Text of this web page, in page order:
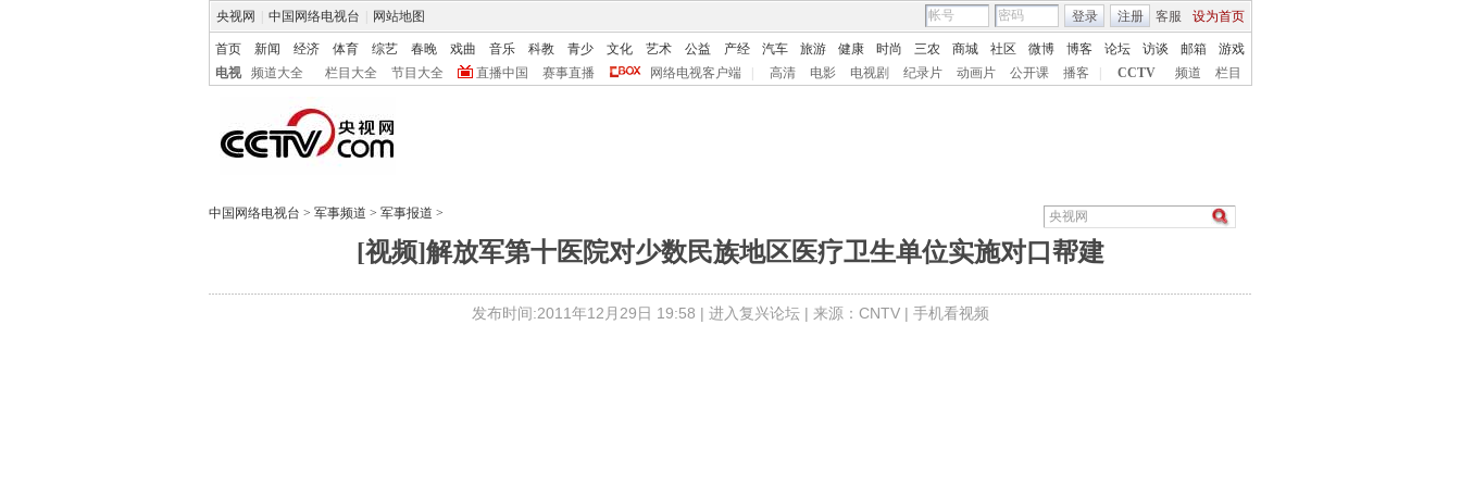
央视网 中国网络电视台 网站地图 客服 设为首页
登录 注册
首页 新闻 经济 体育 综艺 春晚 戏曲 音乐 科教 青少 文化 艺术 公益 产经 汽车 旅游 健康 时尚 三农 商城 社区 微博 博客 论坛 访谈 邮箱
游戏
电视
频道大全 栏目大全 节目大全 直播中国 赛事直播 网络电视客户端 高清 电影 电视剧 纪录片 动画片 公开课 播客 CCTV 频道 栏目
中国网络电视台 > 军事频道 > 军事报道 >
[视频]解放军第十医院对少数民族地区医疗卫生单位实施对口帮建
发布时间:2011年12月29日 19:58 | 进入复兴论坛 | 来源：CNTV | 手机看视频